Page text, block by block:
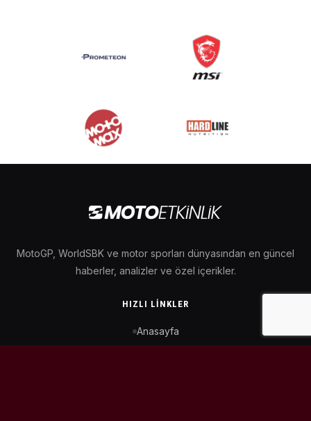
MotoGP, WorldSBK ve motor sporları dünyasından en güncel
haberler, analizler ve özel içerikler.
HIZLI LINKLER
Anasayfa